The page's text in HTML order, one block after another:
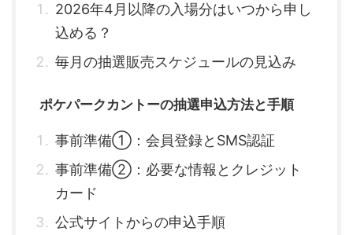
2026年4月以降の入場分はいつから申し
込める？
毎月の抽選販売スケジュールの見込み
ポケパークカントーの抽選申込方法と手順
事前準備①：会員登録とSMS認証
事前準備②：必要な情報とクレジット
カード
公式サイトからの申込手順